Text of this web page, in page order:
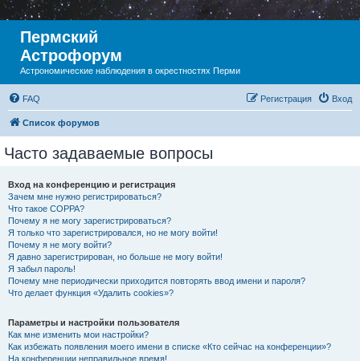
Пермский
Астрофорум
Астрономические наблюдения в окрестностях Перми
FAQ Вход
Регистрация
Список форумов
Часто задаваемые вопросы
Вход на конференцию и регистрация
Зачем мне нужно регистрироваться?
Что такое COPPA?
Почему я не могу зарегистрироваться?
Я только что зарегистрировался, но не могу войти!
Почему я не могу войти?
Я давно зарегистрирован, но больше не могу войти!
Я забыл пароль!
Почему мне периодически приходится повторять ввод имени и пароля?
Что делает функция «Удалить cookies»?
Параметры и настройки пользователя
Как мне изменить мои настройки?
Как избежать появления моего имени в списке «Кто сейчас на конференции»?
На конференции неправильное время!